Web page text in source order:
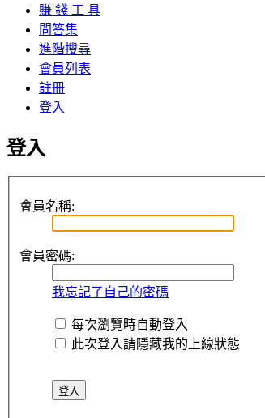
賺 錢 工 具
問答集
進階搜尋
會員列表
註冊
登入
登入
會員名稱:
會員密碼:
我忘記了自己的密碼
每次瀏覽時自動登入
此次登入請隱藏我的上線狀態